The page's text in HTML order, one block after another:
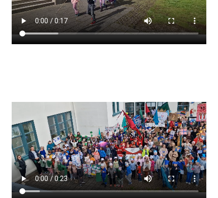
Frístund
Upplýsingar um innritun
Námsmat
Læsi
Lestrarheftin
Náms- og kennsluáætlanir
Námsráðgjafi